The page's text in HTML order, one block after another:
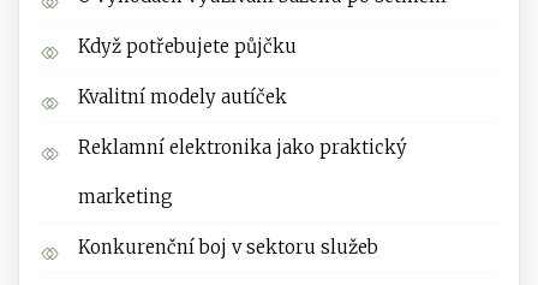
Když potřebujete půjčku
Kvalitní modely autíček
Reklamní elektronika jako praktický
marketing
Konkurenční boj v sektoru služeb